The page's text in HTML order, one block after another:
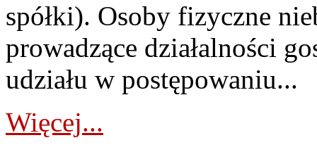
spółki). Osoby fizyczne
prowadzące działalności
udziału w postępowaniu...
Więcej...